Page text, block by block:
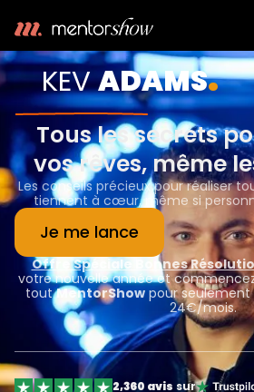
KEVADAMS.
Tous les secrets
vos rêves, même
Les conseils précieux pour réaliser
tiennent à cœur, même si
Je me lance
Offre Spéciale Bonnes
votre nouvelle année et
toutMentorShowpour seulement
24€/mois.
2,360 avis sur